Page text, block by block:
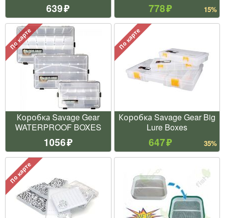
639 778 15%
По карте
Коробка Savage Gear
WATERPROOF BOXES
1056
По карте
Коробка Savage Gear Big
Lure Boxes
647 35%
По карте